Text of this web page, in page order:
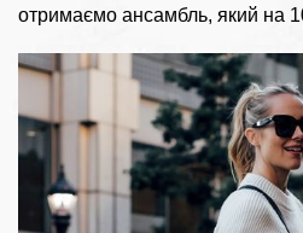
отримаємо ансамбль, який на